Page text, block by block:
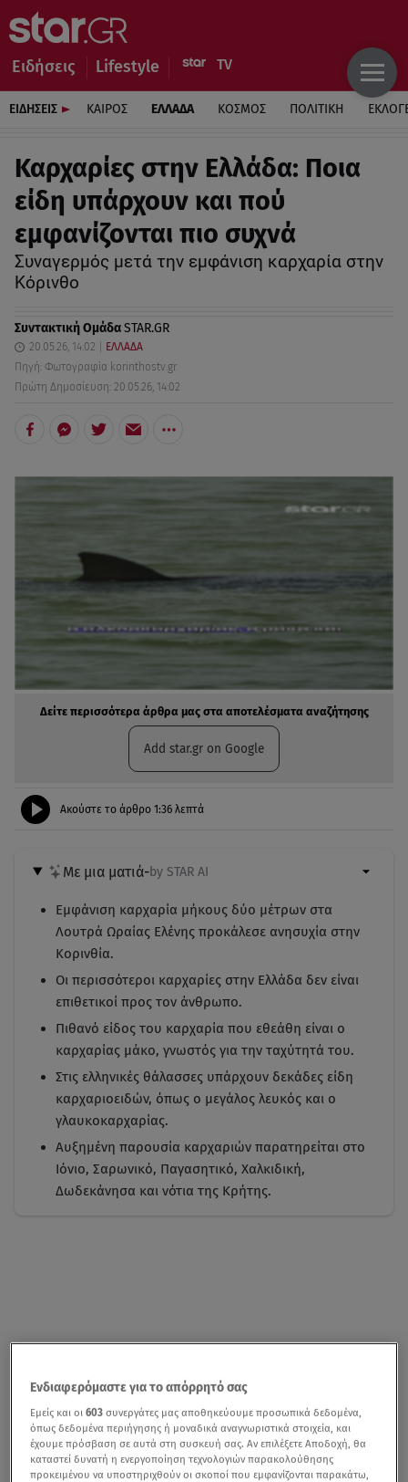
Ειδήσεις Lifestyle
ΕΙΔΗΣΕΙΣ ΚΑΙΡΟΣ ΕΛΛΑΔΑ ΚΟΣΜΟΣ ΠΟΛΙΤΙΚΗ
Καρχαρίες στην Ελλάδα: Ποια
είδη υπάρχουν και πού
εμφανίζονται πιο συχνά
Συναγερμός μετά την εμφάνιση καρχαρία στην
Κόρινθο
Συντακτική ΟμάδαSTAR.GR
20.05.26, 14:02
ΕΛΛΑΔΑ
Πηγή: Φωτογραφία korinthostv.gr
Πρώτη Δημοσίευση: 20.05.26, 14:02
Δείτε περισσότερα άρθρα μας στα αποτελέσματα αναζήτησης
Add star.gr on Google
Ακούστε το άρθρο 1:36 λεπτά
Με μια ματιά-by STAR AI
Εμφάνιση καρχαρία μήκους δύο μέτρων στα
Λουτρά Ωραίας Ελένης προκάλεσε ανησυχία στην
Κορινθία.
Οι περισσότεροι καρχαρίες στην Ελλάδα δεν είναι
επιθετικοί προς τον άνθρωπο.
Πιθανό είδος του καρχαρία που εθεάθη είναι ο
καρχαρίας μάκο, γνωστός για την ταχύτητά του.
Στις ελληνικές θάλασσες υπάρχουν δεκάδες είδη
καρχαριοειδών, όπως ο μεγάλος λευκός και ο
γλαυκοκαρχαρίας.
Αυξημένη παρουσία καρχαριών παρατηρείται στο
Ιόνιο, Σαρωνικό, Παγασητικό, Χαλκιδική,
Δωδεκάνησα και νότια της Κρήτης.
Ενδιαφερόμαστε για το απόρρητό σας
Εμείς και οι603 συνεργάτες μας αποθηκεύουμε προσωπικά δεδομένα,
όπως δεδομένα περιήγησης ή μοναδικά αναγνωριστικά στοιχεία, και
έχουμε πρόσβαση σε αυτά στη συσκευή σας. Αν επιλέξετε Αποδοχή, θα
καταστεί δυνατή η ενεργοποίηση τεχνολογιών παρακολούθησης
προκειμένου να υποστηριχθούν οι σκοποί που εμφανίζονται παρακάτω,